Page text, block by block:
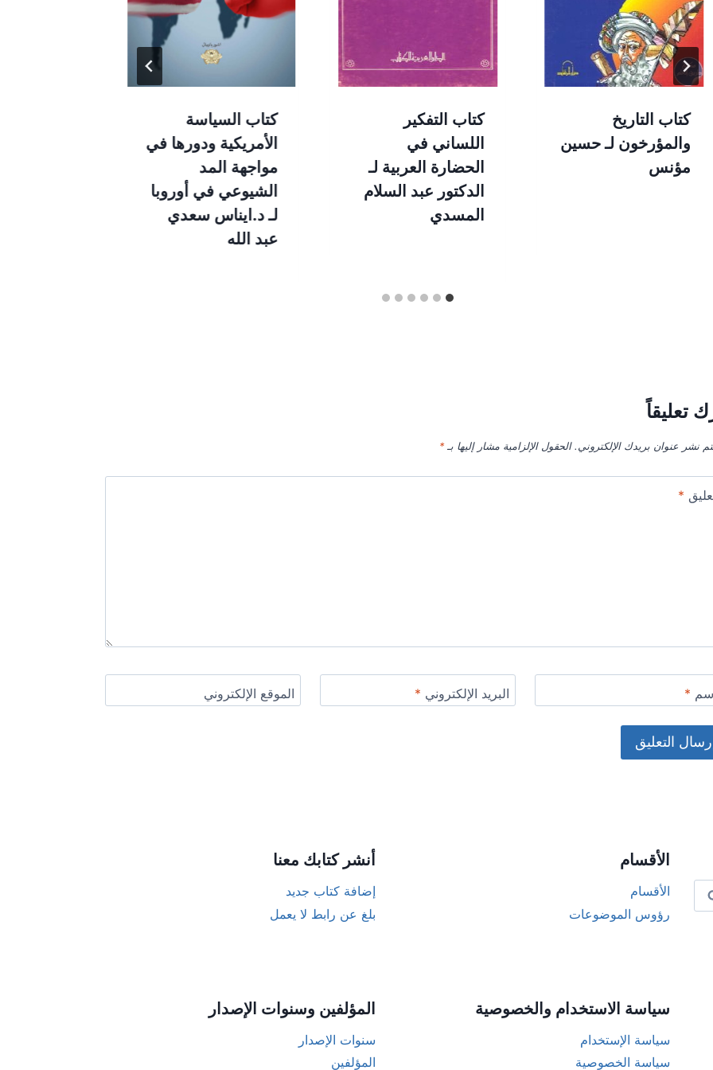
كتاب التاريخ
والمؤرخون لـ حسين
مؤنس
كتاب التفكير
اللساني في
الحضارة العربية لـ
الدكتور عبد السلام
المسدي
كتاب السياسة
الأمريكية ودورها في
مواجهة المد
الشيوعي في أوروبا
لـ د.ايناس سعدي
عبد الله
تعليقاً
نشر عنوان بريدك الإلكتروني. الحقول الإلزامية مشار إليها بـ*
*
* البريد الإلكتروني * الموقع الإلكتروني
الأقسام
الأقسام
رؤوس الموضوعات
أنشر كتابك معنا
إضافة كتاب جديد
بلغ عن رابط لا يعمل
سياسة الاستخدام والخصوصية
سياسة الإستخدام
سياسة الخصوصية
المؤلفين وسنوات الإصدار
سنوات الإصدار
المؤلفين